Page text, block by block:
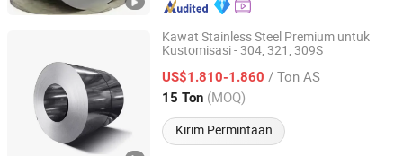
Kawat Stainless Steel Premium untuk
Kustomisasi - 304, 321, 309S
US$1.810-1.860 / Ton AS
15 Ton (MOQ)
Kirim Permintaan
Tianjin Taihang Steel Co., Ltd
Tianjin, China Harga mulai 2024